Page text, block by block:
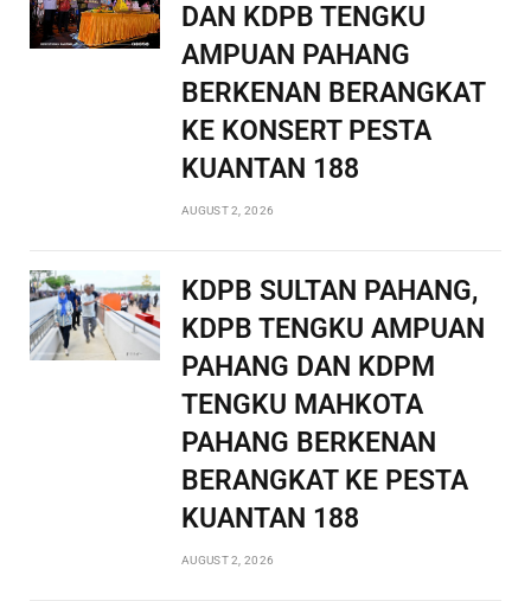
DAN KDPB TENGKU
AMPUAN PAHANG
BERKENAN BERANGKAT
KE KONSERT PESTA
KUANTAN 188
AUGUST 2, 2026
KDPB SULTAN PAHANG,
KDPB TENGKU AMPUAN
PAHANG DAN KDPM
TENGKU MAHKOTA
PAHANG BERKENAN
BERANGKAT KE PESTA
KUANTAN 188
AUGUST 2, 2026